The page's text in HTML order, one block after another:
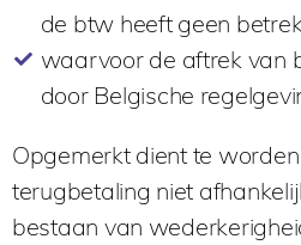
de btw heeft geen
waarvoor de aftrek van
door Belgische
Opgemerkt dient te
terugbetaling niet
bestaan van